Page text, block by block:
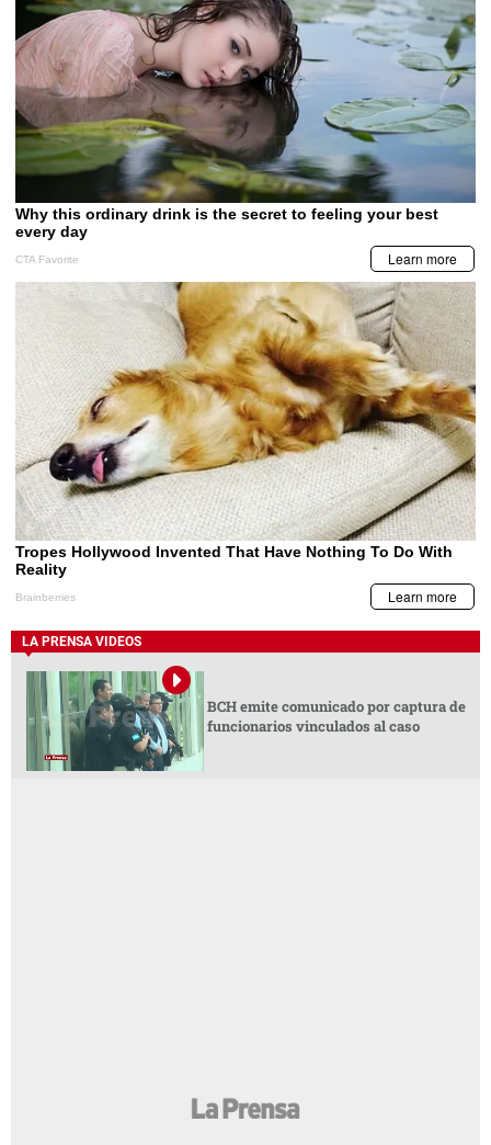
LA PRENSA VIDEOS
BCH emite comunicado por captura de
funcionarios vinculados al caso